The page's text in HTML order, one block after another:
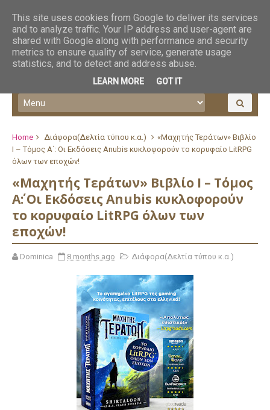
Home Διάφορα(Δελτία τύπου κ.α.)
«Μαχητής Τεράτων» Βιβλίο
Ι – Τόμος Α΄: Οι Εκδόσεις Anubis κυκλοφορούν το κορυφαίο LitRPG
όλων των εποχών!
«Μαχητής Τεράτων» Βιβλίο Ι – Τόμος
Α΄: Οι Εκδόσεις Anubis κυκλοφορούν
το κορυφαίο LitRPG όλων των
εποχών!
Dominica 8 months ago Διάφορα(Δελτία τύπου κ.α.)
This site uses cookies from Google to deliver its services
and to analyze traffic. Your IP address and user-agent are
shared with Google along with performance and security
metrics to ensure quality of service, generate usage
statistics, and to detect and address abuse.
LEARN MORE GOT IT